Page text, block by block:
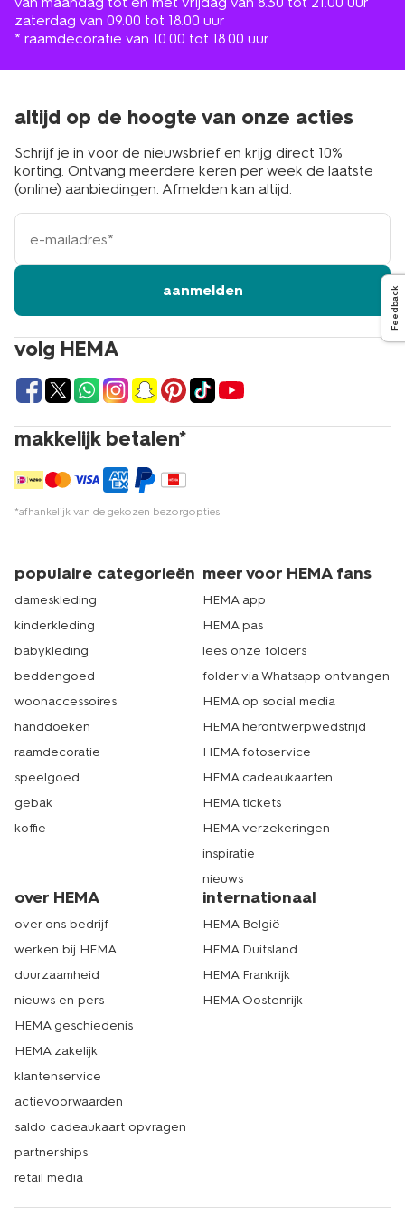
zaterdag van 09.00 tot 18.00 uur
* raamdecoratie van 10.00 tot 18.00 uur
volg HEMA
makkelijk betalen*
*afhankelijk van de gekozen bezorgopties
altijd op de hoogte van onze acties
Schrijf je in voor de nieuwsbrief en krijg direct 10%
korting. Ontvang meerdere keren per week de laatste
(online) aanbiedingen. Afmelden kan altijd.
e-
mailadres
aanmelden
populaire categorieën
dameskleding
kinderkleding
babykleding
beddengoed
woonaccessoires
handdoeken
raamdecoratie
speelgoed
gebak
koffie
meer voor HEMA fans
HEMA app
HEMA pas
lees onze folders
folder via Whatsapp ontvangen
HEMA op social media
HEMA herontwerpwedstrijd
HEMA fotoservice
HEMA cadeaukaarten
HEMA tickets
HEMA verzekeringen
inspiratie
nieuws
over HEMA
over ons bedrijf
werken bij HEMA
duurzaamheid
nieuws en pers
HEMA geschiedenis
HEMA zakelijk
klantenservice
actievoorwaarden
saldo cadeaukaart opvragen
partnerships
retail media
internationaal
HEMA België
HEMA Duitsland
HEMA Frankrijk
HEMA Oostenrijk
Feedback